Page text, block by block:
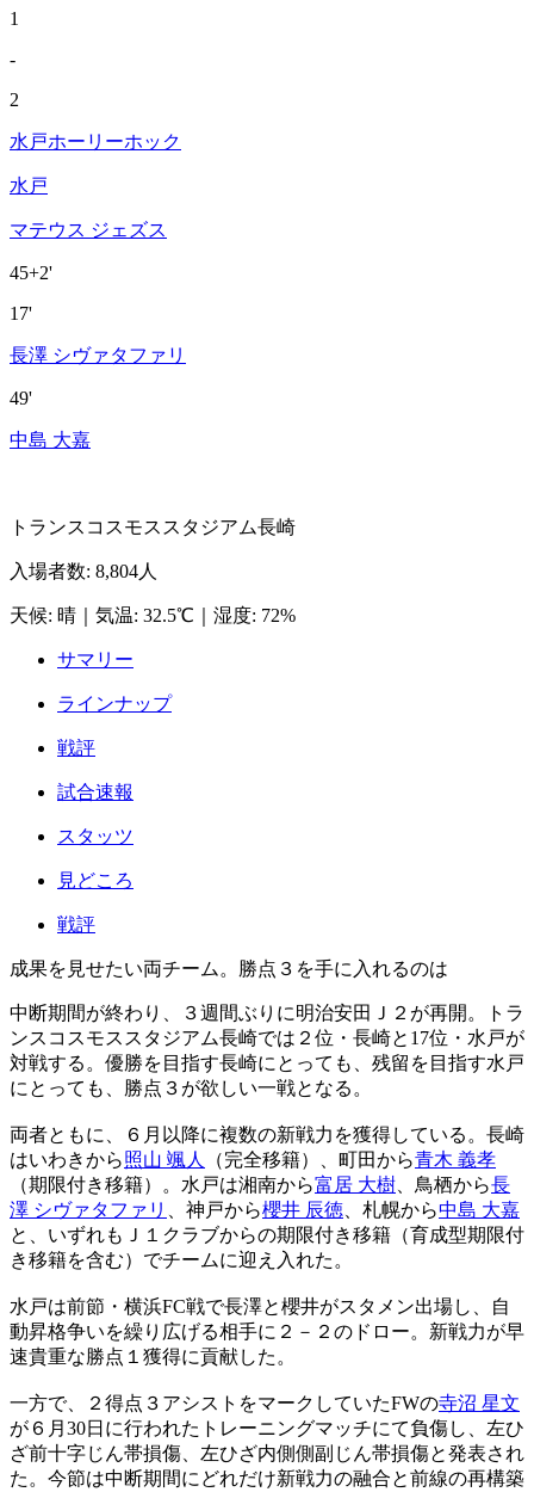
1
-
2
水戸ホーリーホック
水戸
マテウス ジェズス
45+2'
17'
長澤 シヴァタファリ
49'
中島 大嘉
トランスコスモススタジアム長崎
入場者数: 8,804人
天候: 晴 気温: 32.5℃ 湿度: 72%
サマリー
ラインナップ
戦評
試合速報
スタッツ
見どころ
戦評
成果を見せたい両チーム。勝点３を手に入れるのは
中断期間が終わり、３週間ぶりに明治安田Ｊ２が再開。トラ
ンスコスモススタジアム長崎では２位・長崎と17位・水戸が
対戦する。優勝を目指す長崎にとっても、残留を目指す水戸
にとっても、勝点３が欲しい一戦となる。
両者ともに、６月以降に複数の新戦力を獲得している。長崎
はいわきから照山 颯人 （完全移籍）、町田から青木 義孝
（期限付き移籍）。水戸は湘南から富居 大樹 、鳥栖から長
澤 シヴァタファリ
、神戸から櫻井 辰徳 、札幌から中島 大嘉
と、いずれもＪ１クラブからの期限付き移籍（育成型期限付
き移籍を含む）でチームに迎え入れた。
水戸は前節・横浜FC戦で長澤と櫻井がスタメン出場し、自
動昇格争いを繰り広げる相手に２－２のドロー。新戦力が早
速貴重な勝点１獲得に貢献した。
一方で、２得点３アシストをマークしていたFWの寺沼 星文
が６月30日に行われたトレーニングマッチにて負傷し、左ひ
ざ前十字じん帯損傷、左ひざ内側側副じん帯損傷と発表され
た。今節は中断期間にどれだけ新戦力の融合と前線の再構築